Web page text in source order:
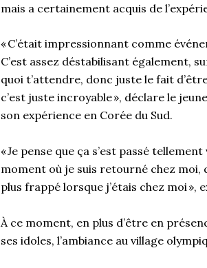
mais a certainement acquis de
«C’était impressionnant comme
C’est assez déstabilisant également,
quoi t’attendre, donc juste le fait
c’est juste incroyable», déclare le
son expérience en Corée du Sud.
«Je pense que ça s’est passé tellement
moment où je suis retourné chez moi,
plus frappé lorsque j’étais chez moi»,
À ce moment, en plus d’être en
ses idoles, l’ambiance au village